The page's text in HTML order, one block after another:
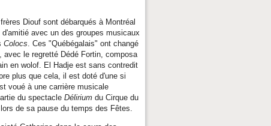
Diouf sont débarqués à Montréal
avec un des groupes musicaux
Colocs . Ces "Québégalais" ont changé
le regretté Dédé Fortin, composa
en wolof. El Hadje est sans contredit
plus que cela, il est doté d'une si
voué à une carrière musicale
du spectacle Délirium du Cirque du
de sa pause du temps des Fêtes.